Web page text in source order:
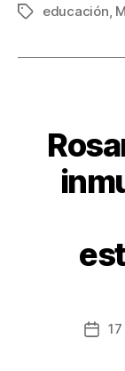
educación